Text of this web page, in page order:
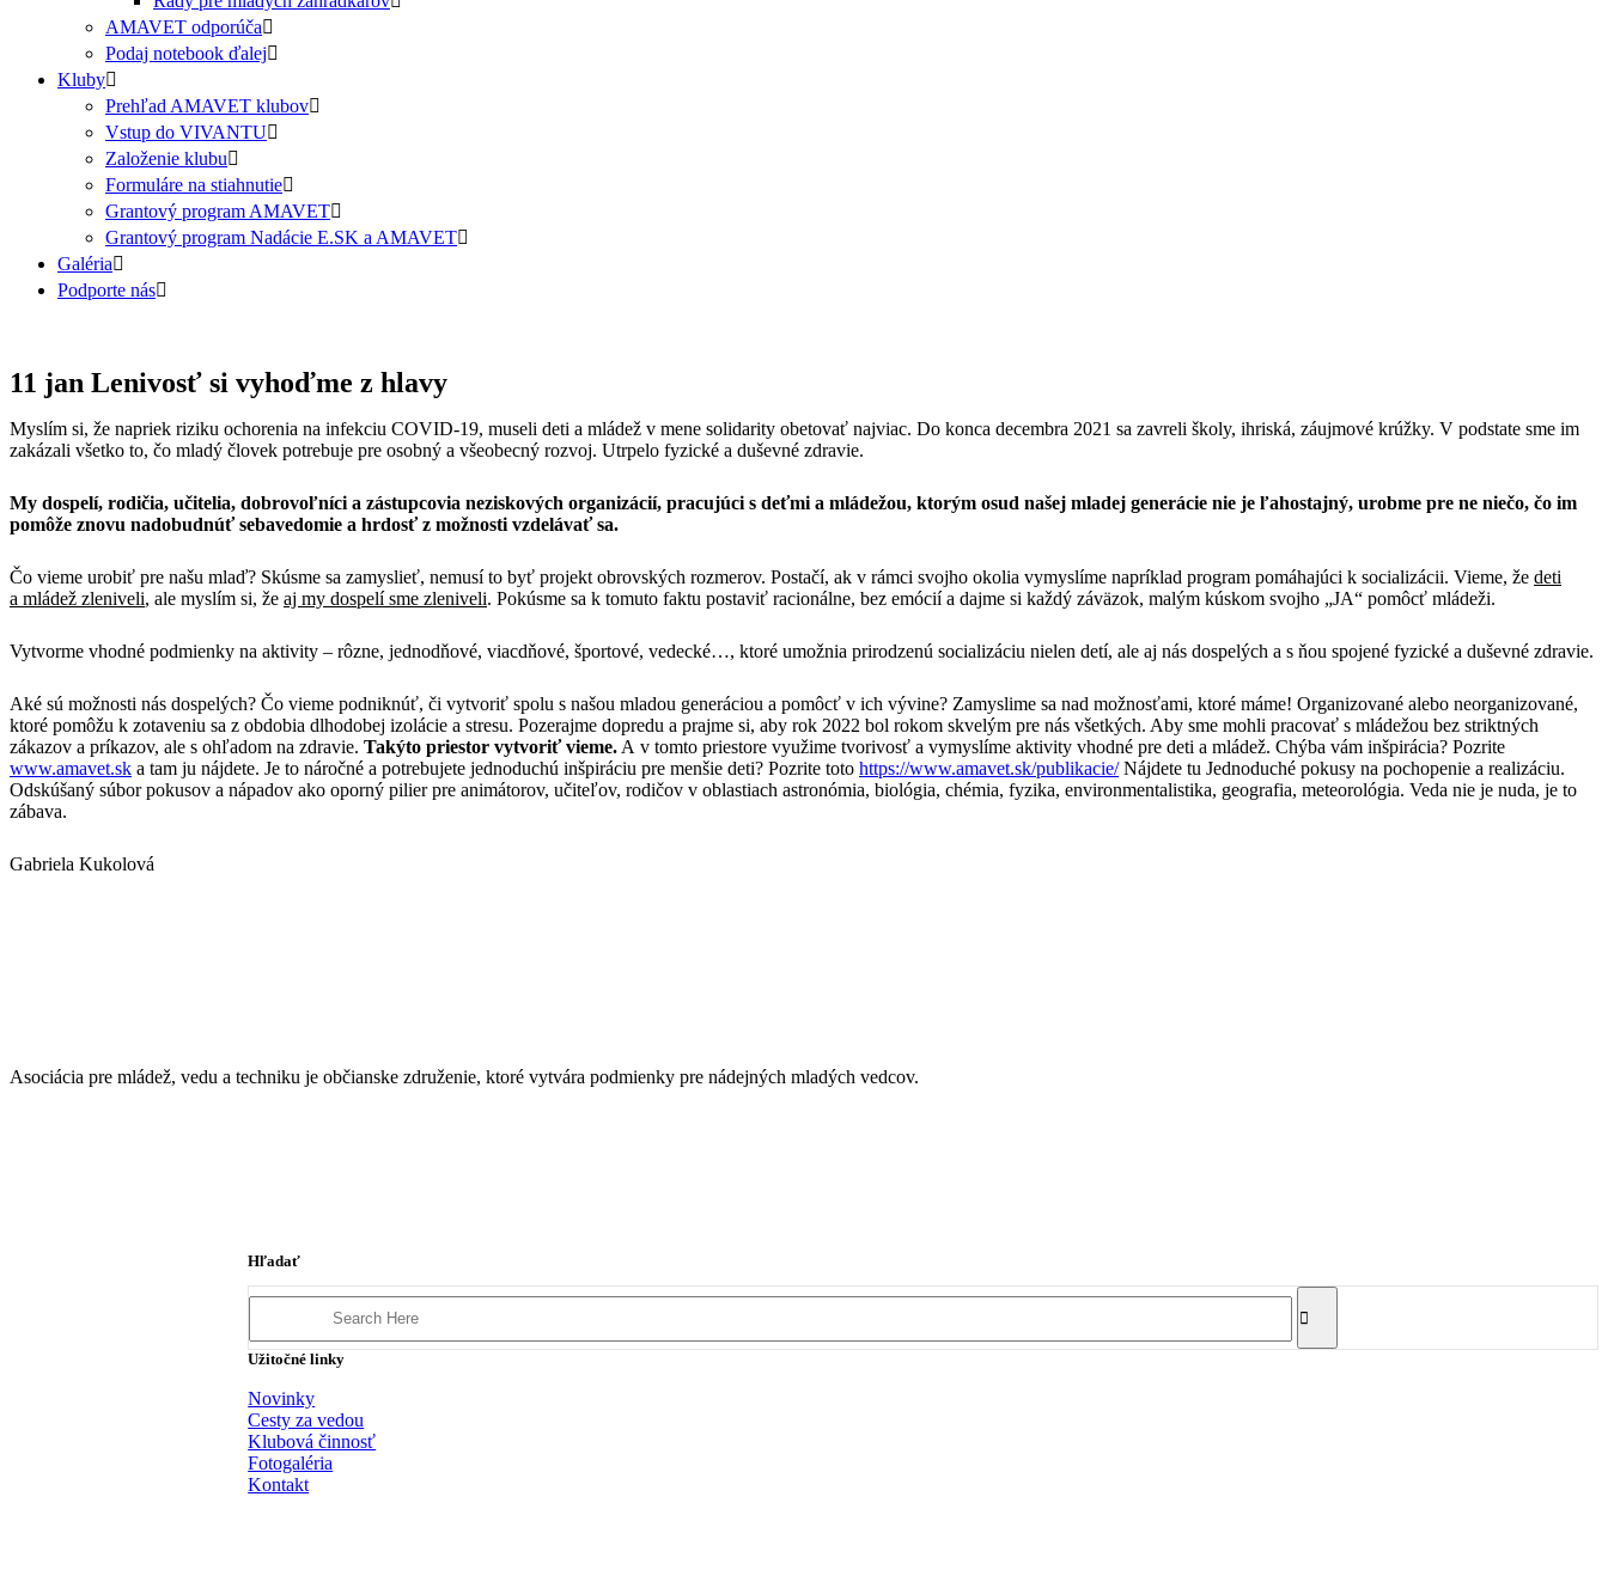
AMAVET odporúča
Podaj notebook ďalej
Kluby
Prehľad AMAVET klubov
Vstup do VIVANTU
Založenie klubu
Formuláre na stiahnutie
Grantový program AMAVET
Grantový program Nadácie E.SK a AMAVET
Galéria
Podporte nás
11 jan Lenivosť si vyhoďme z hlavy
Myslím si, že napriek riziku ochorenia na infekciu COVID-19, museli deti a mládež v mene solidarity obetovať najviac. Do konca decembra 2021 sa zavreli školy, ihriská, záujmové krúžky. V podstate sme im
zakázali všetko to, čo mladý človek potrebuje pre osobný a všeobecný rozvoj. Utrpelo fyzické a duševné zdravie.
My dospelí, rodičia, učitelia, dobrovoľníci a zástupcovia neziskových organizácií, pracujúci s deťmi a mládežou, ktorým osud našej mladej generácie nie je ľahostajný, urobme pre ne niečo, čo im
pomôže znovu nadobudnúť sebavedomie a hrdosť z možnosti vzdelávať sa.
Čo vieme urobiť pre našu mlaď? Skúsme sa zamyslieť, nemusí to byť projekt obrovských rozmerov. Postačí, ak v rámci svojho okolia vymyslíme napríklad program pomáhajúci k socializácii. Vieme, že deti
a mládež zleniveli, ale myslím si, že aj my dospelí sme zleniveli. Pokúsme sa k tomuto faktu postaviť racionálne, bez emócií a dajme si každý záväzok, malým kúskom svojho „JA“ pomôcť mládeži.
Vytvorme vhodné podmienky na aktivity – rôzne, jednodňové, viacdňové, športové, vedecké…, ktoré umožnia prirodzenú socializáciu nielen detí, ale aj nás dospelých a s ňou spojené fyzické a duševné zdravie.
Aké sú možnosti nás dospelých? Čo vieme podniknúť, či vytvoriť spolu s našou mladou generáciou a pomôcť v ich vývine? Zamyslime sa nad možnosťami, ktoré máme! Organizované alebo neorganizované,
ktoré pomôžu k zotaveniu sa z obdobia dlhodobej izolácie a stresu. Pozerajme dopredu a prajme si, aby rok 2022 bol rokom skvelým pre nás všetkých. Aby sme mohli pracovať s mládežou bez striktných
zákazov a príkazov, ale s ohľadom na zdravie. Takýto priestor vytvoriť vieme. A v tomto priestore využime tvorivosť a vymyslíme aktivity vhodné pre deti a mládež. Chýba vám inšpirácia? Pozrite
www.amavet.sk a tam ju nájdete. Je to náročné a potrebujete jednoduchú inšpiráciu pre menšie deti? Pozrite toto https://www.amavet.sk/publikacie/Nájdete tu Jednoduché pokusy na pochopenie a realizáciu.
Odskúšaný súbor pokusov a nápadov ako oporný pilier pre animátorov, učiteľov, rodičov v oblastiach astronómia, biológia, chémia, fyzika, environmentalistika, geografia, meteorológia. Veda nie je nuda, je to
zábava.
Gabriela Kukolová
Asociácia pre mládež, vedu a techniku je občianske združenie, ktoré vytvára podmienky pre nádejných mladých vedcov.
Hľadať
Search
Užitočné linky
Novinky
Cesty za vedou
Klubová činnosť
Fotogaléria
Kontakt